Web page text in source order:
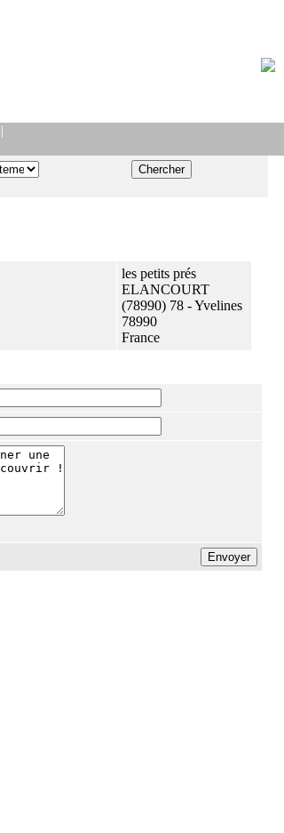
|
les petits prés
ELANCOURT
(78990) 78 - Yvelines
78990
France